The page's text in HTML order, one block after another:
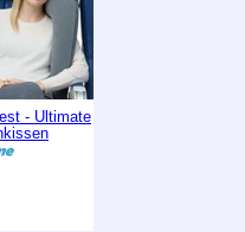
- Ultimate